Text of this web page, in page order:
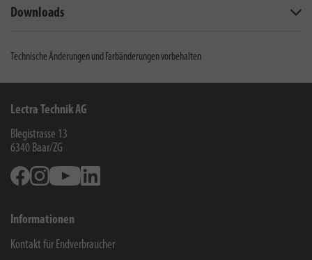
Downloads
Technische Änderungen und Farbänderungen vorbehalten
Lectra Technik AG
Blegistrasse 13
6340 Baar/ZG
FacebookInstagramYoutube
Informationen
Kontakt für Endverbraucher